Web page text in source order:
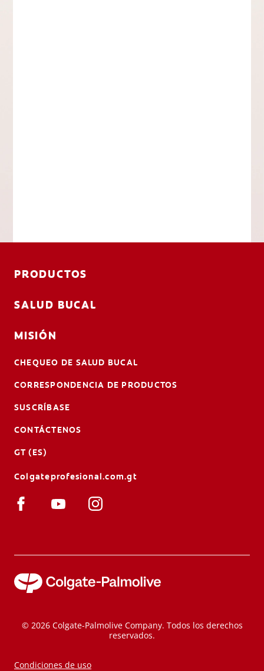
PRODUCTOS
SALUD BUCAL
MISIÓN
CHEQUEO DE SALUD BUCAL
CORRESPONDENCIA DE PRODUCTOS
SUSCRÍBASE
CONTÁCTENOS
GT (ES)
Colgateprofesional.com.gt
© 2026 Colgate-Palmolive Company. Todos los derechos
reservados.
Condiciones de uso